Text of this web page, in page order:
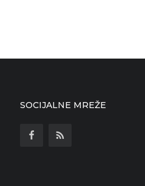
SOCIJALNE MREŽE